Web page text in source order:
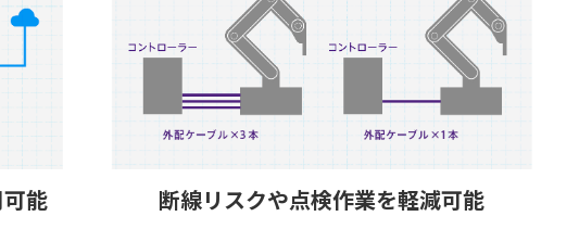
能 断線リスクや点検作業を軽減可能